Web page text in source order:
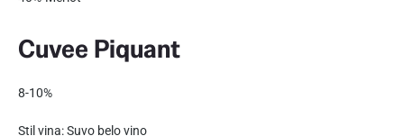
Cuvee Piquant
8-10%
Stil vina: Suvo belo vino